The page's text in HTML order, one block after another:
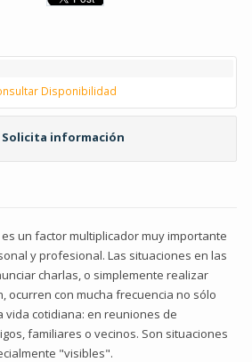
Disponibilidad
Solicita información
un factor multiplicador muy importante
y profesional. Las situaciones en las
charlas, o simplemente realizar
ocurren con mucha frecuencia no sólo
vida cotidiana: en reuniones de
familiares o vecinos. Son situaciones
"visibles".